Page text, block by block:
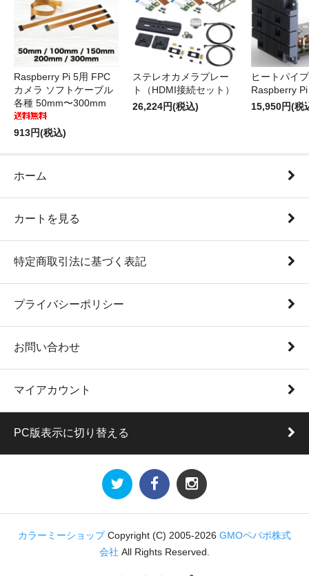
Raspberry Pi 5用 FPC
カメラ ソフトケーブル
各種 50mm〜300mm
913円(税込)
ステレオカメラプレー
ト（HDMI接続セット）
26,224円(税込)
ヒートパイ
Raspberry
15,950円(税
ホーム
カートを見る
特定商取引法に基づく表記
プライバシーポリシー
お問い合わせ
マイアカウント
PC版表示に切り替える
カラーミーショップ Copyright (C) 2005-2026 GMOペパボ株式
会社 All Rights Reserved.